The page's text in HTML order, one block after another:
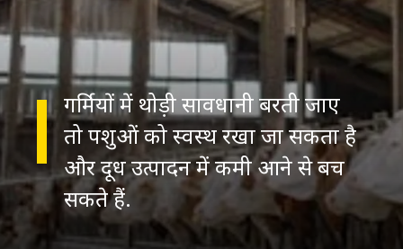
गर्मियों में थोड़ी सावधानी बरती जाए
तो पशुओं को स्वस्थ रखा जा सकता है
और दूध उत्पादन में कमी आने से बच
सकते हैं.